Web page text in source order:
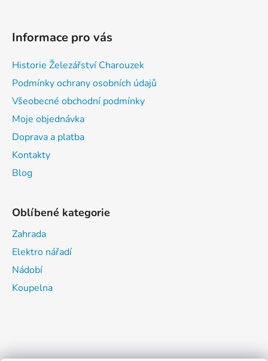
Informace pro vás
Historie Železářství Charouzek
Podmínky ochrany osobních údajů
Všeobecné obchodní podmínky
Moje objednávka
Doprava a platba
Kontakty
Blog
Oblíbené kategorie
Zahrada
Elektro nářadí
Nádobí
Koupelna